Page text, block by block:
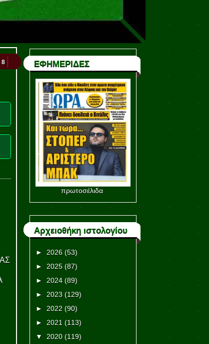
8 ΕΦΗΜΕΡΙΔΕΣ
πρωτοσέλιδα
Αρχειοθήκη ιστολογίου
► 2026 (53)
► 2025 (87)
► 2024 (89)
► 2023 (129)
► 2022 (90)
► 2021 (113)
▼
2020 (119)